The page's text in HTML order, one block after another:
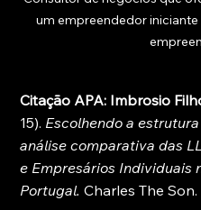
um empreendedor
Citação APA: Imbrosio
15). Escolhendo a
análise comparativa das
e Empresários Individuais
Portugal. Charles The Son.